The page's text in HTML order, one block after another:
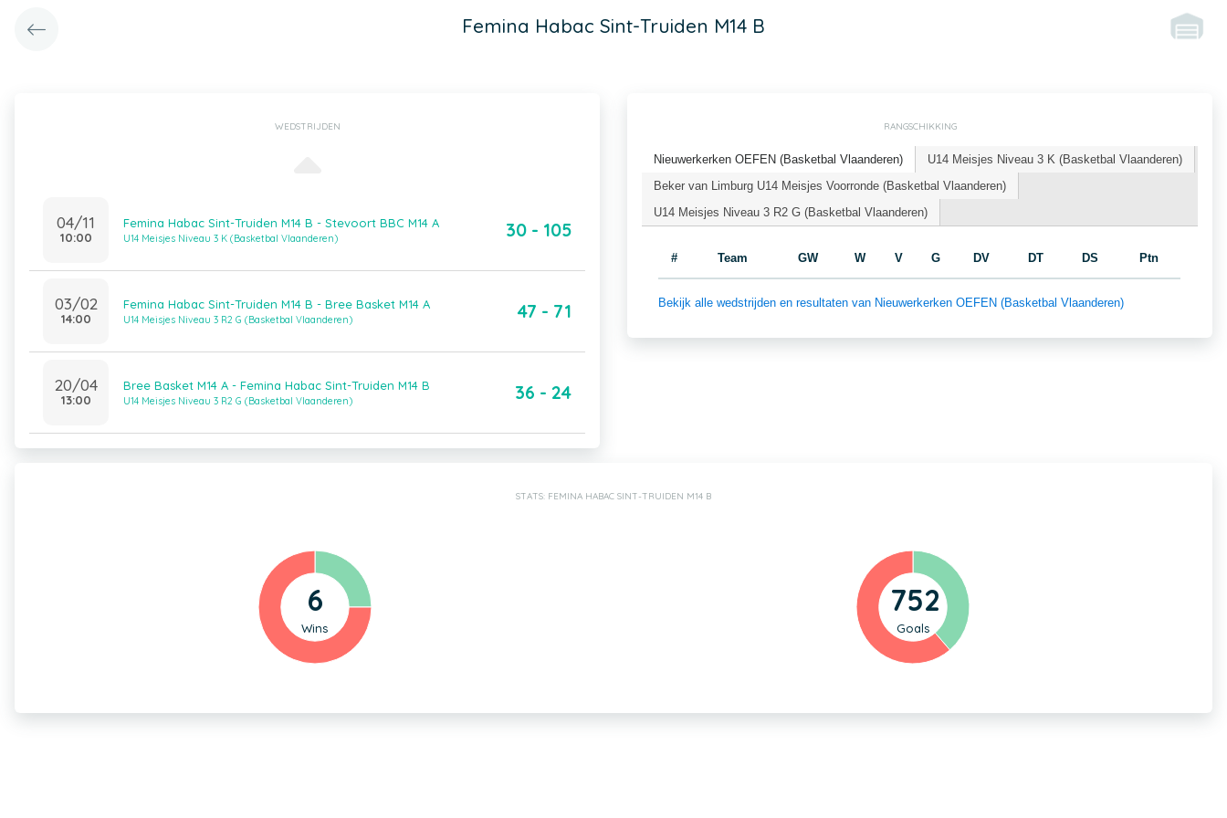
Femina Habac Sint-Truiden M14 B
WEDSTRIJDEN
04/11
10:00
Femina Habac Sint-Truiden M14 B - Stevoort BBC M14 A
U14 Meisjes Niveau 3 K (Basketbal Vlaanderen) 30 - 105
03/02
14:00
Femina Habac Sint-Truiden M14 B - Bree Basket M14 A
U14 Meisjes Niveau 3 R2 G (Basketbal Vlaanderen) 47 - 71
20/04
13:00
Bree Basket M14 A - Femina Habac Sint-Truiden M14 B
U14 Meisjes Niveau 3 R2 G (Basketbal Vlaanderen) 36 - 24
RANGSCHIKKING
Nieuwerkerken OEFEN (Basketbal Vlaanderen)
U14 Meisjes Niveau 3 K (Basketbal Vlaanderen)
Beker van Limburg U14 Meisjes Voorronde (Basketbal Vlaanderen)
U14 Meisjes Niveau 3 R2 G (Basketbal Vlaanderen)
# Team GW W V G DV DT DS Ptn
Bekijk alle wedstrijden en resultaten van Nieuwerkerken OEFEN (Basketbal Vlaanderen)
STATS: FEMINA HABAC SINT-TRUIDEN M14 B
6
Wins
752
Goals